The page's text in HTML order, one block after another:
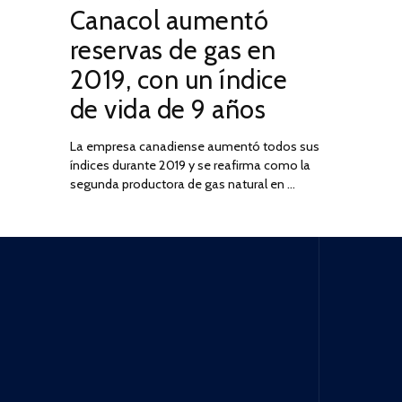
ON
2025
Canacol aumentó
reservas de gas en
2019, con un índice
de vida de 9 años
La empresa canadiense aumentó todos sus
índices durante 2019 y se reafirma como la
segunda productora de gas natural en …